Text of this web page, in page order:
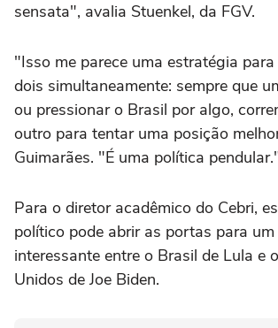
sensata", avalia Stuenkel, da FGV.
"Isso me parece uma estratégia
dois simultaneamente: sempre que
ou pressionar o Brasil por algo,
outro para tentar uma posição
Guimarães. "É uma política
Para o diretor acadêmico do Cebri,
político pode abrir as portas para
interessante entre o Brasil de Lula e
Unidos de Joe Biden.